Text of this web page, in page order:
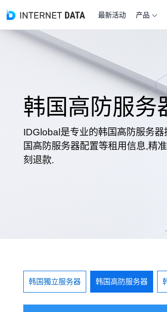
最新活动 产品
韩国高防服务
IDGlobal是专业的韩国高防服务
国高防服务器配置等租用信息,精
刻退款.
韩国獨立服务器 韩国高防服务器